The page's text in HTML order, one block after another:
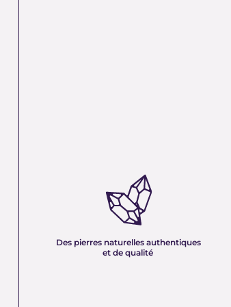
Des pierres naturelles authentiques
et de qualité
AUTHENTIQUES ET DE QUALITÉ :
Nous sélectionnons rigoureusement nos
minéraux pour vous offrir des pierres 100 %
pure. Chaque cristal est choisi pour sa beauté, sa
vibration et son authenticité afin de vous garantir